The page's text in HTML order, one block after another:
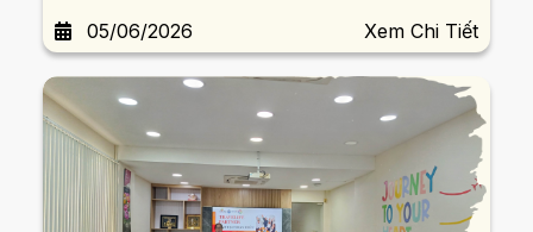
development.
05/06/2026 Xem Chi Tiết